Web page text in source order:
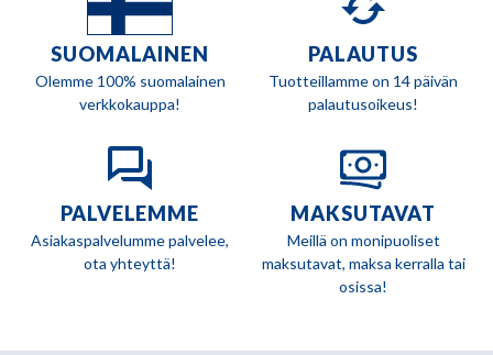
SUOMALAINEN
Olemme 100% suomalainen
verkkokauppa!
PALAUTUS
Tuotteillamme on 14 päivän
palautusoikeus!
PALVELEMME
Asiakaspalvelumme palvelee,
ota yhteyttä!
MAKSUTAVAT
Meillä on monipuoliset
maksutavat, maksa kerralla tai
osissa!